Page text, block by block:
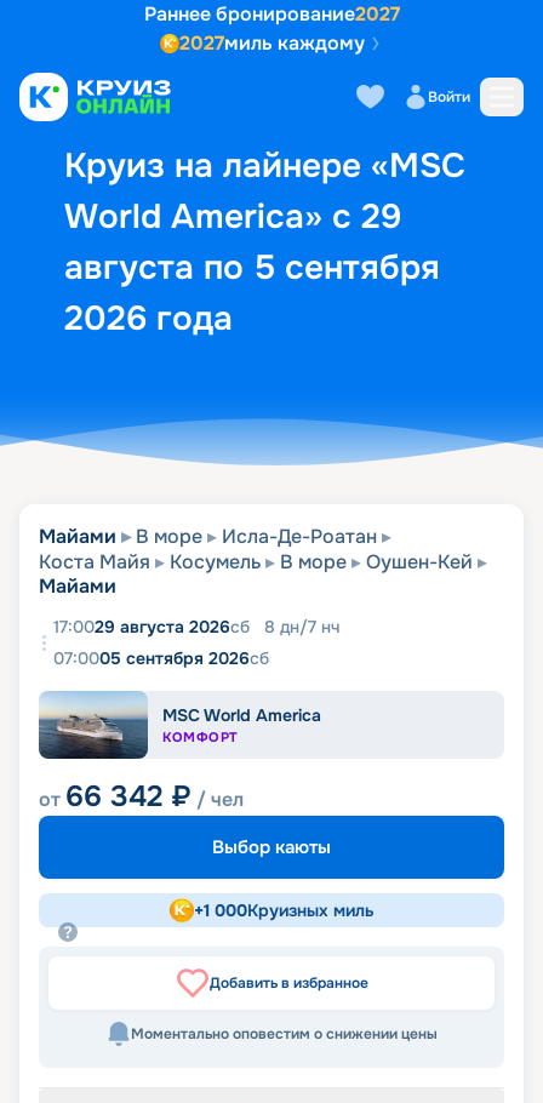
Раннее бронирование2027
2027миль каждому
Войти
Круиз на лайнере «MSC
World America» с 29
августа по 5 сентября
2026 года
Выбор кают Маршрут и
Майами В море
Исла-Де-Роатан
Коста Майя
Косумель В море
Оушен-Кей
Майами
17:0029 августа 2026сб 8 дн/7 нч
07:0005 сентября 2026сб
MSC World America
КОМФОРТ
от 66 342 ₽ / чел
Выбор каюты
+1 000Круизных миль
Добавить в избранное
Моментально оповестим о снижении цены